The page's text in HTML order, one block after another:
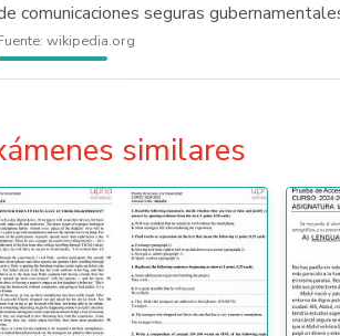
comunicaciones seguras
wikipedia.org
similares